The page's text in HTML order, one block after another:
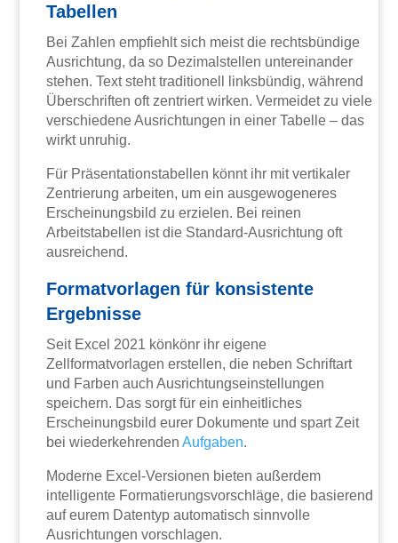
Tabellen
Bei Zahlen empfiehlt sich meist die rechtsbündige
Ausrichtung, da so Dezimalstellen untereinander
stehen. Text steht traditionell linksbündig, während
Überschriften oft zentriert wirken. Vermeidet zu viele
verschiedene Ausrichtungen in einer Tabelle – das
wirkt unruhig.
Für Präsentationstabellen könnt ihr mit vertikaler
Zentrierung arbeiten, um ein ausgewogeneres
Erscheinungsbild zu erzielen. Bei reinen
Arbeitstabellen ist die Standard-Ausrichtung oft
ausreichend.
Formatvorlagen für konsistente
Ergebnisse
Seit Excel 2021 könkönr ihr eigene
Zellformatvorlagen erstellen, die neben Schriftart
und Farben auch Ausrichtungseinstellungen
speichern. Das sorgt für ein einheitliches
Erscheinungsbild eurer Dokumente und spart Zeit
bei wiederkehrendenAufgaben.
Moderne Excel-Versionen bieten außerdem
intelligente Formatierungsvorschläge, die basierend
auf eurem Datentyp automatisch sinnvolle
Ausrichtungen vorschlagen.